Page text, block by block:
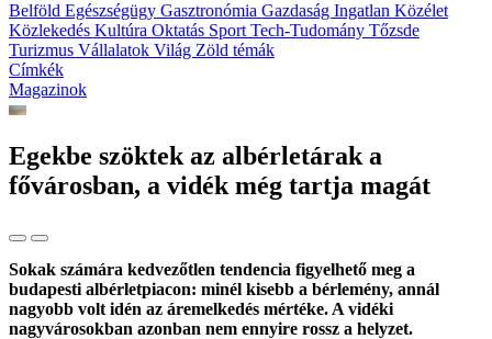
Belföld Egészségügy Gasztronómia Gazdaság Ingatlan Közélet
Közlekedés Kultúra Oktatás Sport Tech-Tudomány Tőzsde
Turizmus Vállalatok Világ Zöld témák
Címkék
Magazinok
Egekbe szöktek az albérletárak a
fővárosban, a vidék még tartja magát
Sokak számára kedvezőtlen tendencia figyelhető meg a
budapesti albérletpiacon: minél kisebb a bérlemény, annál
nagyobb volt idén az áremelkedés mértéke. A vidéki
nagyvárosokban azonban nem ennyire rossz a helyzet.